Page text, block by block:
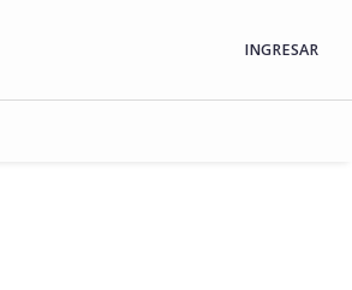
INGRESAR